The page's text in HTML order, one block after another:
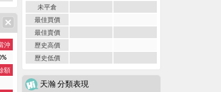
沖
額
未平倉
最佳買價
最佳賣價
歷史高價
歷史低價
天瀚 分類表現